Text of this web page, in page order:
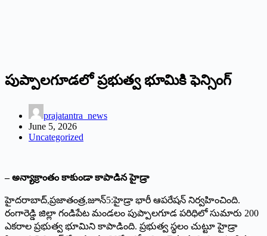
పుప్పాలగూడలో ప్రభుత్వ భూమికి ఫెన్సింగ్‌
prajatantra_news
June 5, 2026
Uncategorized
– అన్యాక్రాంతం కాకుండా కాపాడిన హైడ్రా
హైదరాబాద్‌,‌ప్రజాతంత్ర,జూన్‌5:‌హైడ్రా భారీ ఆపరేషన్‌ ‌నిర్వహించింది.
రంగారెడ్డి జిల్లా గండిపేట మండలం పుప్పాలగూడ పరిధిలో సుమారు 200
ఎకరాల ప్రభుత్వ భూమిని కాపాడింది. ప్రభుత్వ స్థలం చుట్టూ హైడ్రా